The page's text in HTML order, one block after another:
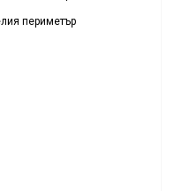
периметър